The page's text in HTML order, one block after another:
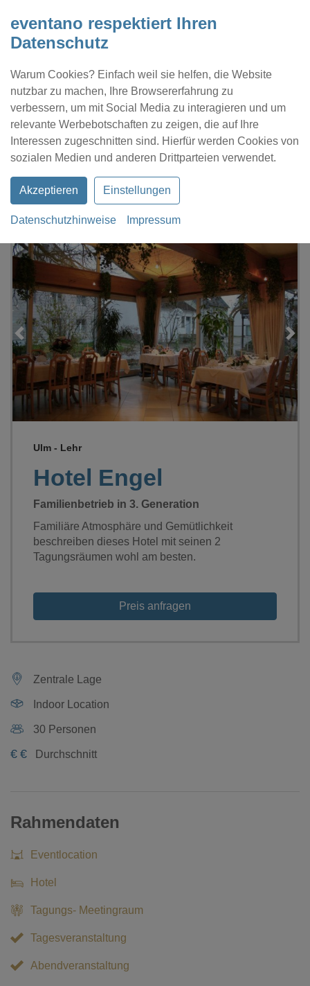
eventano respektiert Ihren
Datenschutz
Warum Cookies? Einfach weil sie helfen, die Website
nutzbar zu machen, Ihre Browsererfahrung zu
verbessern, um mit Social Media zu interagieren und um
relevante Werbebotschaften zu zeigen, die auf Ihre
Interessen zugeschnitten sind. Hierfür werden Cookies von
sozialen Medien und anderen Drittparteien verwendet.
Akzeptieren Einstellungen
Datenschutzhinweise Impressum
Kontakt Location eintragen Profil
Hotel Engel
Hotel Engel
Ulm - Lehr
Familienbetrieb in 3. Generation
Familiäre Atmosphäre und Gemütlichkeit
beschreiben dieses Hotel mit seinen 2
Tagungsräumen wohl am besten.
Preis anfragen
Zentrale Lage
Indoor Location
30 Personen
€ € Durchschnitt
Rahmendaten
Eventlocation
Hotel
Tagungs- Meetingraum
Tagesveranstaltung
Abendveranstaltung